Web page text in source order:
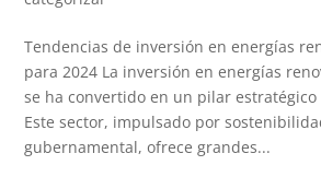
Tendencias de inversión en energías
para 2024 La inversión en energías
se ha convertido en un pilar
Este sector, impulsado por
gubernamental, ofrece grandes...